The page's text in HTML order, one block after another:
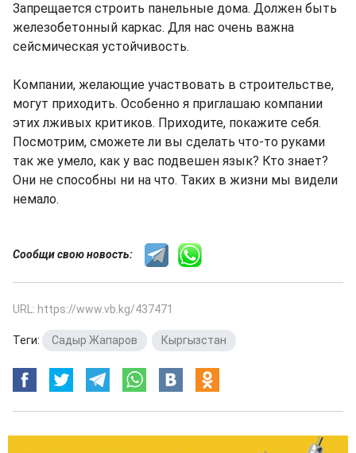
Запрещается строить панельные дома. Должен быть
железобетонный каркас. Для нас очень важна
сейсмическая устойчивость.
Компании, желающие участвовать в строительстве,
могут приходить. Особенно я приглашаю компании
этих лживых критиков. Приходите, покажите себя.
Посмотрим, сможете ли вы сделать что-то руками
так же умело, как у вас подвешен язык? Кто знает?
Они не способны ни на что. Таких в жизни мы видели
немало.
Сообщи свою новость:
URL: https://www.vb.kg/437471
Теги: Садыр Жапаров Кыргызстан